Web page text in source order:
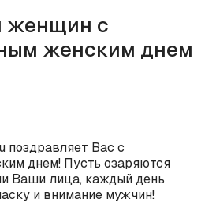
женщин с
женским днем
поздравляет Вас с
днем! Пусть озаряются
Ваши лица, каждый день
и внимание мужчин!